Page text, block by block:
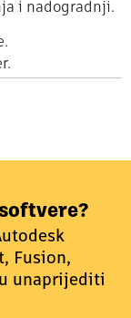
i nadogradnji.
Fusion,
unaprijediti